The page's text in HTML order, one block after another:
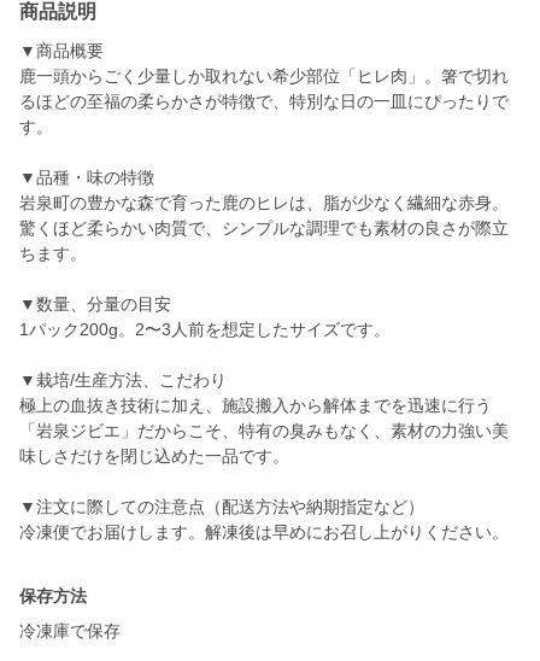
商品説明
▼商品概要
鹿一頭からごく少量しか取れない希少部位「ヒレ肉」。箸で切れ
るほどの至福の柔らかさが特徴で、特別な日の一皿にぴったりで
す。
▼品種・味の特徴
岩泉町の豊かな森で育った鹿のヒレは、脂が少なく繊細な赤身。
驚くほど柔らかい肉質で、シンプルな調理でも素材の良さが際立
ちます。
▼数量、分量の目安
1パック200g。2〜3人前を想定したサイズです。
▼栽培/生産方法、こだわり
極上の血抜き技術に加え、施設搬入から解体までを迅速に行う
「岩泉ジビエ」だからこそ、特有の臭みもなく、素材の力強い美
味しさだけを閉じ込めた一品です。
▼注文に際しての注意点（配送方法や納期指定など）
冷凍便でお届けします。解凍後は早めにお召し上がりください。
保存方法
冷凍庫で保存